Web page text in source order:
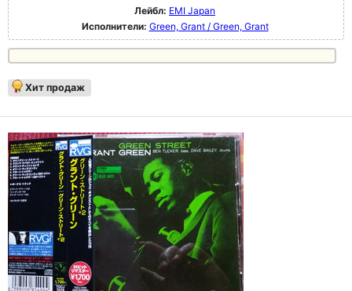
Лейбл: EMI Japan
Исполнители: Green, Grant / Green, Grant
Хит продаж